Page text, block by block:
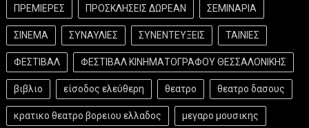
ΠΡΕΜΙΕΡΕΣ ΠΡΟΣΚΛΗΣΕΙΣ ΔΩΡΕΑΝ ΣΕΜΙΝΑΡΙΑ
ΣΙΝΕΜΑ ΣΥΝΑΥΛΙΕΣ ΣΥΝΕΝΤΕΥΞΕΙΣ ΤΑΙΝΙΕΣ
ΦΕΣΤΙΒΑΛ ΦΕΣΤΙΒΑΛ ΚΙΝΗΜΑΤΟΓΡΑΦΟΥ ΘΕΣΣΑΛΟΝΙΚΗΣ
βιβλιο είσοδος ελεύθερη θεατρο θεατρο δασους
κρατικο θεατρο βορειου ελλαδος μεγαρο μουσικης